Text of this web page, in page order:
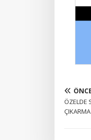
ÖZELDE
ÇIKARMA